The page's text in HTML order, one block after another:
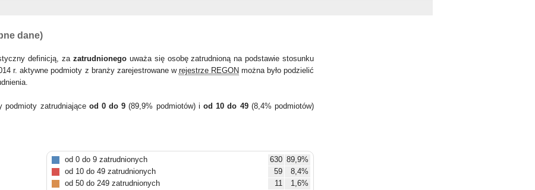
dane)
definicją, za zatrudnionegouważa się osobę zatrudnioną na podstawie stosunku
r. aktywne podmioty z branży zarejestrowane w rejestrze REGON można było podzielić
podmioty zatrudniające od 0 do 9(89,9% podmiotów) iod 10 do 49 (8,4% podmiotów)
od 0 do 9 zatrudnionych 630 89,9%
od 10 do 49 zatrudnionych
59
8,4%
od 50 do 249 zatrudnionych
11
1,6%